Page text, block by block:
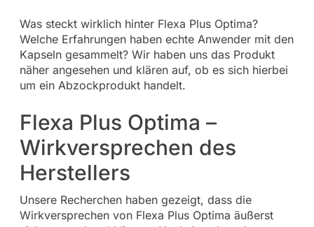
Was steckt wirklich hinter Flexa Plus Optima?
Welche Erfahrungen haben echte Anwender mit den
Kapseln gesammelt? Wir haben uns das Produkt
näher angesehen und klären auf, ob es sich hierbei
um ein Abzockprodukt handelt.
Flexa Plus Optima –
Wirkversprechen des
Herstellers
Unsere Recherchen haben gezeigt, dass die
Wirkversprechen von Flexa Plus Optima äußerst